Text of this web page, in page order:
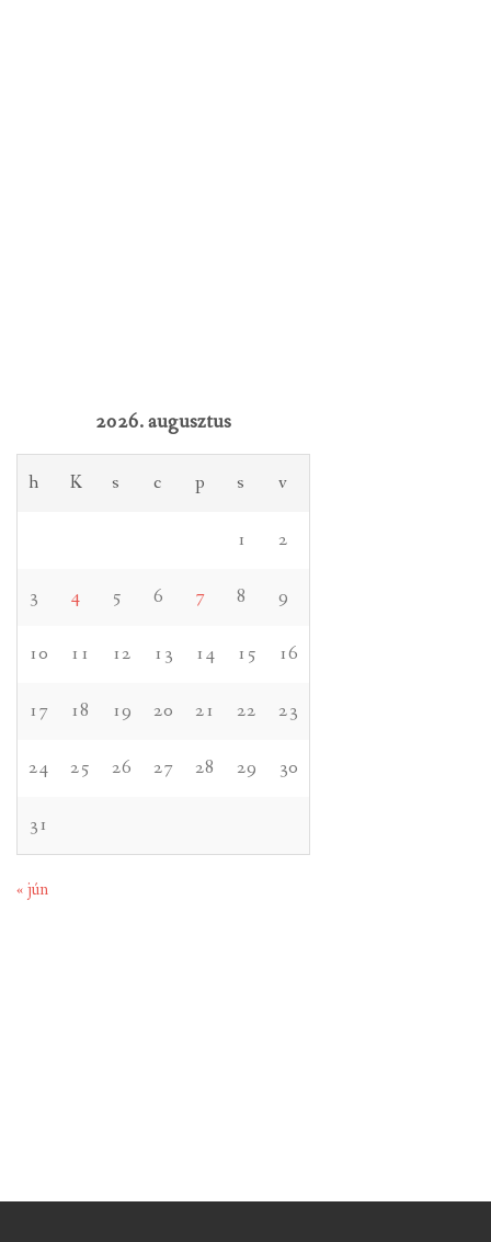
2026. augusztus
h K s c p s v
1 2
3 4 5 6 7 8 9
10 11 12 13 14 15 16
17 18 19 20 21 22 23
24 25 26 27 28 29 30
31
« jún